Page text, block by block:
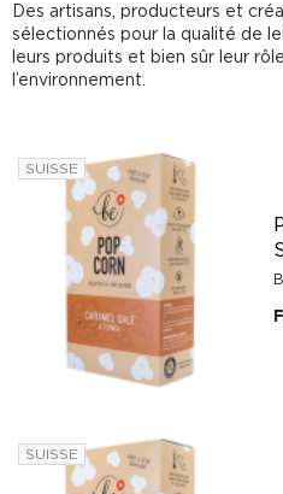
Des artisans, producteurs et
sélectionnés pour la qualité de
leurs produits et bien sûr leur
l’environnement.
SUISSE
SUISSE